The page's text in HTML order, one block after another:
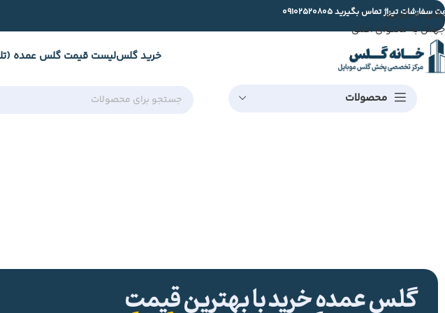
رفتن به ناوبری
جهش به محتوای اصلی
09102520805سفارشات تیراژ تماس بگیرید
خرید گلسلیست قیمت گلس عمده
محصولات
گلس عمده خرید با بهترین قیمت